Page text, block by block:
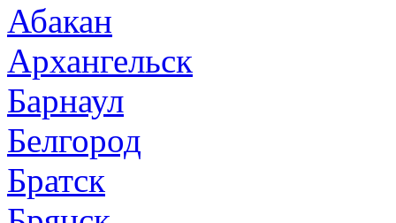
Абакан
Архангельск
Барнаул
Белгород
Братск